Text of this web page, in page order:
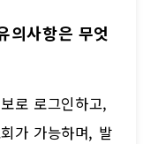
의사항은 무엇
로 로그인하고,
가 가능하며, 발